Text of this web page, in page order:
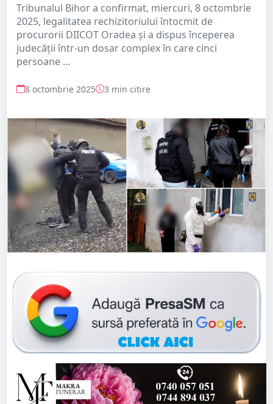
Tribunalul Bihor a confirmat, miercuri, 8 octombrie
2025, legalitatea rechizitoriului întocmit de
procurorii DIICOT Oradea și a dispus începerea
judecății într-un dosar complex în care cinci
persoane ...
8 octombrie 2025 3 min citire